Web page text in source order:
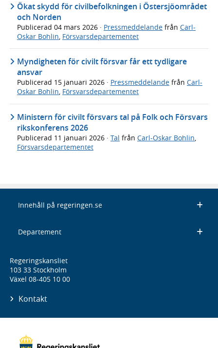
Ökat skydd för civilbefolkningen i Östersjöområdet
och Norden
Publicerad 04 mars 2026 · Pressmeddelande från Carl-
Oskar Bohlin Försvarsdepartementet
Myndigheten för civilt försvar får ett tydligare
ansvar
Publicerad 15 januari 2026 · Pressmeddelande från Carl-
Oskar Bohlin, Försvarsdepartementet
Ministern för civilt försvars tal på Folk och Försvars
rikskonferens 2026
Publicerad 11 januari 2026 · Tal från Carl-Oskar Bohlin,
Försvarsdepartementet
Innehåll på regeringen.se
Departement
Regeringskansliet
103 33 Stockholm
Växel 08-405 10 00
Kontakt